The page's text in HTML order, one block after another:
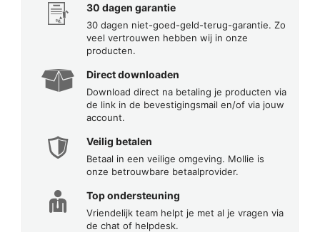
30 dagen garantie
30 dagen niet-goed-geld-terug-garantie. Zo
veel vertrouwen hebben wij in onze
producten.
Direct downloaden
Download direct na betaling je producten via
de link in de bevestigingsmail en/of via jouw
account.
Veilig betalen
Betaal in een veilige omgeving. Mollie is
onze betrouwbare betaalprovider.
Top ondersteuning
Vriendelijk team helpt je met al je vragen via
de chat of helpdesk.